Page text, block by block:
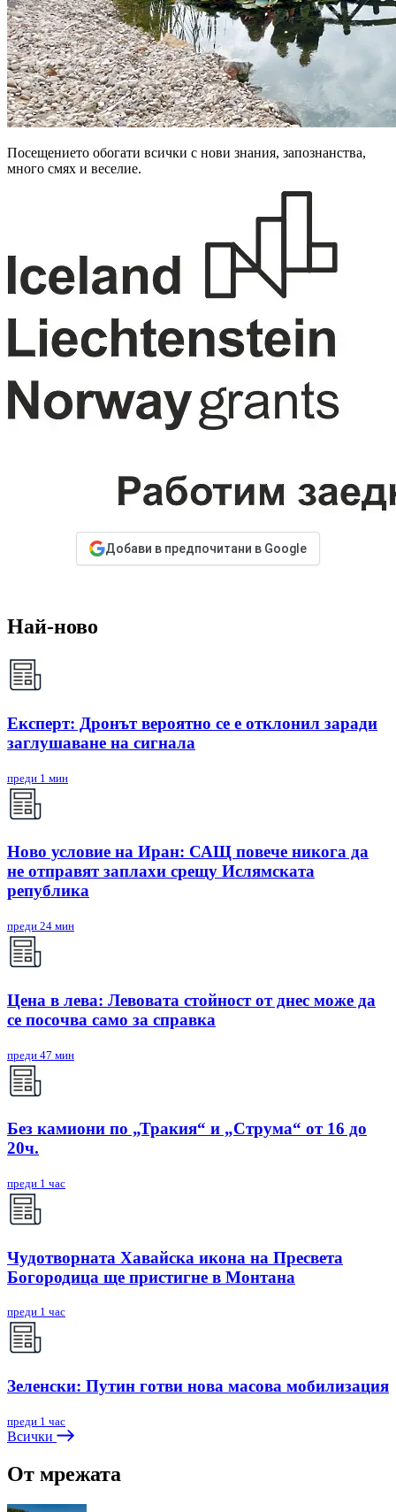
Посещението обогати всички с нови знания, запознанства,
много смях и веселие.
Добави в предпочитани в Google
Най-ново
Експерт: Дронът вероятно се е отклонил заради
заглушаване на сигнала
преди 1 мин
Ново условие на Иран: САЩ повече никога да
не отправят заплахи срещу Ислямската
република
преди 24 мин
Цена в лева: Левовата стойност от днес може да
се посочва само за справка
преди 47 мин
Без камиони по „Тракия“ и „Струма“ от 16 до
20ч.
преди 1 час
Чудотворната Хавайска икона на Пресвета
Богородица ще пристигне в Монтана
преди 1 час
Зеленски: Путин готви нова масова мобилизация
преди 1 час
Всички
От мрежата